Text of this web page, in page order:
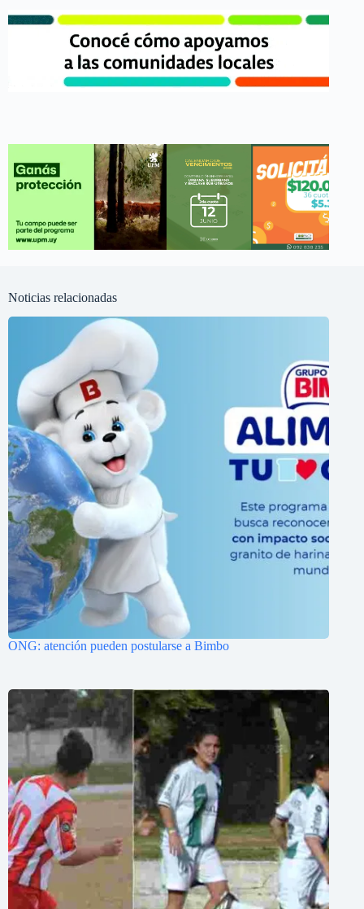
Noticias relacionadas
ONG: atención pueden postularse a Bimbo